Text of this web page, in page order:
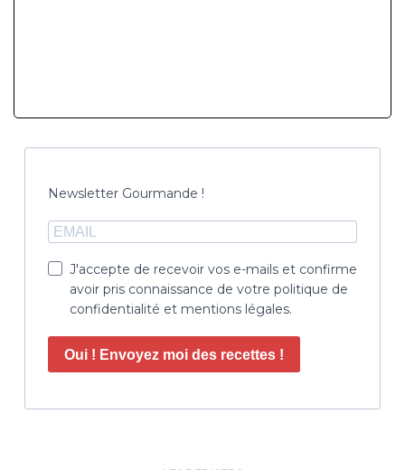
Newsletter Gourmande !
J'accepte de recevoir vos e-mails et confirme
avoir pris connaissance de votre politique de
confidentialité et mentions légales.
Oui ! Envoyez moi des recettes !